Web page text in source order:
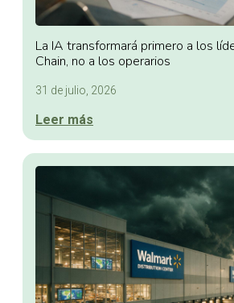
La IA transformará primero a los
Chain, no a los operarios
31 de julio, 2026
Leer más